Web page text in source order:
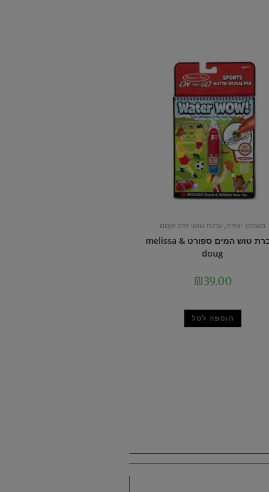
משחקי יצירה,ערכת טושי מים וקסם
חוברת טוש המים ספורט melissa &
doug
₪39.00
הוספה לסל